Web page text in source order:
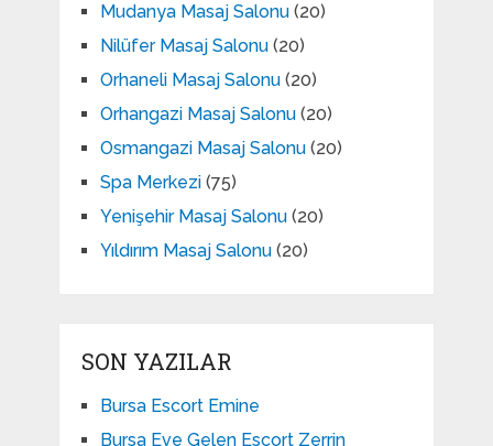
Mudanya Masaj Salonu(20)
Nilüfer Masaj Salonu(20)
Orhaneli Masaj Salonu(20)
Orhangazi Masaj Salonu(20)
Osmangazi Masaj Salonu(20)
Spa Merkezi(75)
Yenişehir Masaj Salonu(20)
Yıldırım Masaj Salonu(20)
SON YAZILAR
Bursa Escort Emine
Bursa Eve Gelen Escort Zerrin